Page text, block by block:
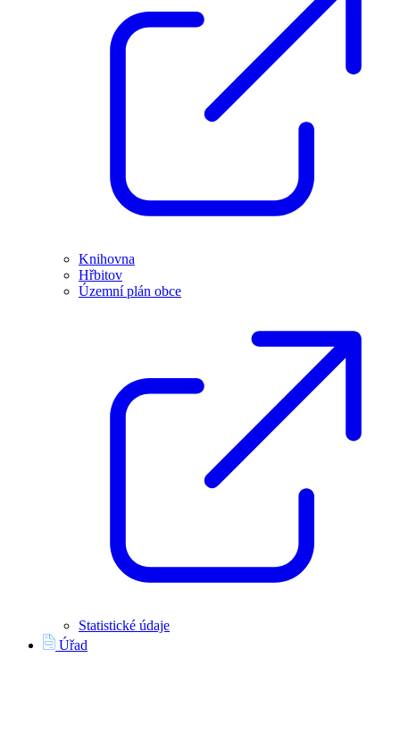
Knihovna
Hřbitov
Územní plán obce
Statistické údaje
Úřad